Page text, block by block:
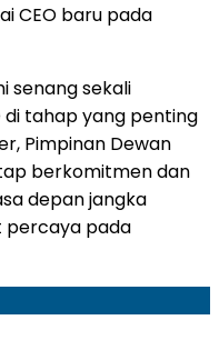
CEO baru pada
senang sekali
di tahap yang penting
Pimpinan Dewan
berkomitmen dan
depan jangka
percaya pada